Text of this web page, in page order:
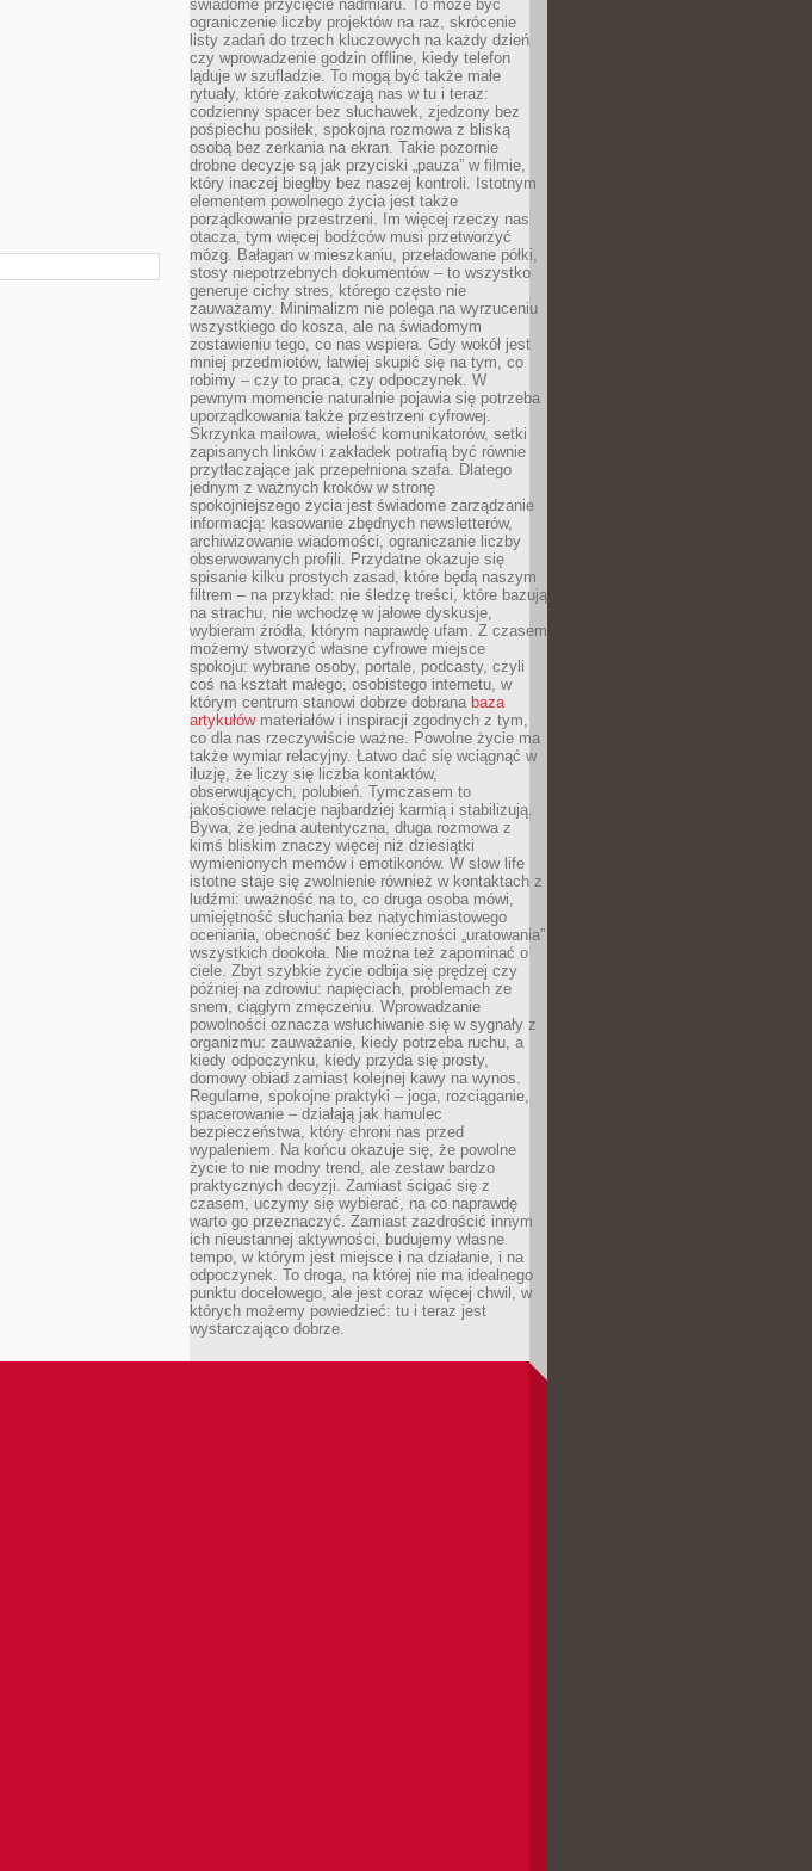
świadome przycięcie nadmiaru. To może być
ograniczenie liczby projektów na raz, skrócenie
listy zadań do trzech kluczowych na każdy dzień
czy wprowadzenie godzin offline, kiedy telefon
ląduje w szufladzie. To mogą być także małe
rytuały, które zakotwiczają nas w tu i teraz:
codzienny spacer bez słuchawek, zjedzony bez
pośpiechu posiłek, spokojna rozmowa z bliską
osobą bez zerkania na ekran. Takie pozornie
drobne decyzje są jak przyciski „pauza” w filmie,
który inaczej biegłby bez naszej kontroli. Istotnym
elementem powolnego życia jest także
porządkowanie przestrzeni. Im więcej rzeczy nas
otacza, tym więcej bodźców musi przetworzyć
mózg. Bałagan w mieszkaniu, przeładowane półki,
stosy niepotrzebnych dokumentów – to wszystko
generuje cichy stres, którego często nie
zauważamy. Minimalizm nie polega na wyrzuceniu
wszystkiego do kosza, ale na świadomym
zostawieniu tego, co nas wspiera. Gdy wokół jest
mniej przedmiotów, łatwiej skupić się na tym, co
robimy – czy to praca, czy odpoczynek. W
pewnym momencie naturalnie pojawia się potrzeba
uporządkowania także przestrzeni cyfrowej.
Skrzynka mailowa, wielość komunikatorów, setki
zapisanych linków i zakładek potrafią być równie
przytłaczające jak przepełniona szafa. Dlatego
jednym z ważnych kroków w stronę
spokojniejszego życia jest świadome zarządzanie
informacją: kasowanie zbędnych newsletterów,
archiwizowanie wiadomości, ograniczanie liczby
obserwowanych profili. Przydatne okazuje się
spisanie kilku prostych zasad, które będą naszym
filtrem – na przykład: nie śledzę treści, które bazują
na strachu, nie wchodzę w jałowe dyskusje,
wybieram źródła, którym naprawdę ufam. Z czasem
możemy stworzyć własne cyfrowe miejsce
spokoju: wybrane osoby, portale, podcasty, czyli
coś na kształt małego, osobistego internetu, w
którym centrum stanowi dobrze dobrana baza
artykułówmateriałów i inspiracji zgodnych z tym,
co dla nas rzeczywiście ważne. Powolne życie ma
także wymiar relacyjny. Łatwo dać się wciągnąć w
iluzję, że liczy się liczba kontaktów,
obserwujących, polubień. Tymczasem to
jakościowe relacje najbardziej karmią i stabilizują.
Bywa, że jedna autentyczna, długa rozmowa z
kimś bliskim znaczy więcej niż dziesiątki
wymienionych memów i emotikonów. W slow life
istotne staje się zwolnienie również w kontaktach z
ludźmi: uważność na to, co druga osoba mówi,
umiejętność słuchania bez natychmiastowego
oceniania, obecność bez konieczności „uratowania”
wszystkich dookoła. Nie można też zapominać o
ciele. Zbyt szybkie życie odbija się prędzej czy
później na zdrowiu: napięciach, problemach ze
snem, ciągłym zmęczeniu. Wprowadzanie
powolności oznacza wsłuchiwanie się w sygnały z
organizmu: zauważanie, kiedy potrzeba ruchu, a
kiedy odpoczynku, kiedy przyda się prosty,
domowy obiad zamiast kolejnej kawy na wynos.
Regularne, spokojne praktyki – joga, rozciąganie,
spacerowanie – działają jak hamulec
bezpieczeństwa, który chroni nas przed
wypaleniem. Na końcu okazuje się, że powolne
życie to nie modny trend, ale zestaw bardzo
praktycznych decyzji. Zamiast ścigać się z
czasem, uczymy się wybierać, na co naprawdę
warto go przeznaczyć. Zamiast zazdrościć innym
ich nieustannej aktywności, budujemy własne
tempo, w którym jest miejsce i na działanie, i na
odpoczynek. To droga, na której nie ma idealnego
punktu docelowego, ale jest coraz więcej chwil, w
których możemy powiedzieć: tu i teraz jest
wystarczająco dobrze.